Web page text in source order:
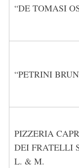
“DE TOMASI
“PETRINI
PIZZERIA
DEI FRATELLI
L. & M.